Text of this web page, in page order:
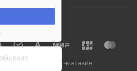
bt.ru - интернет-магазин